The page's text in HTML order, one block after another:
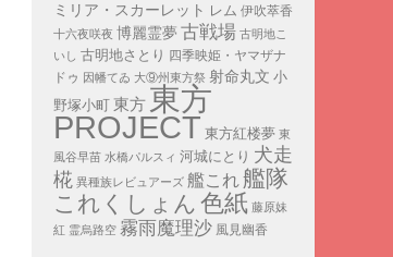
ミリア・スカーレット
レム 伊吹萃香
十六夜咲夜 博麗霊夢 古戦場 古明地こ
いし 古明地さとり 四季映姫・ヤマザナ
ドゥ 因幡てゐ 大⑨州東方祭 射命丸文 小
野塚小町 東方 東方
PROJECT 東方紅楼夢 東
風谷早苗 水橋パルスィ 河城にとり 犬走
椛 異種族レビュアーズ 艦これ艦隊
これくしょん 色紙 藤原妹
紅 霊烏路空 霧雨魔理沙 風見幽香